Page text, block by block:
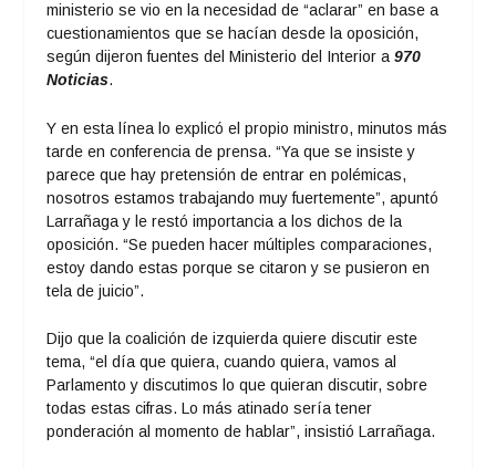
ministerio se vio en la necesidad de “aclarar” en base a
cuestionamientos que se hacían desde la oposición,
según dijeron fuentes del Ministerio del Interior a970
Noticias.
Y en esta línea lo explicó el propio ministro, minutos más
tarde en conferencia de prensa. “Ya que se insiste y
parece que hay pretensión de entrar en polémicas,
nosotros estamos trabajando muy fuertemente”, apuntó
Larrañaga y le restó importancia a los dichos de la
oposición. “Se pueden hacer múltiples comparaciones,
estoy dando estas porque se citaron y se pusieron en
tela de juicio”.
Dijo que la coalición de izquierda quiere discutir este
tema, “el día que quiera, cuando quiera, vamos al
Parlamento y discutimos lo que quieran discutir, sobre
todas estas cifras. Lo más atinado sería tener
ponderación al momento de hablar”, insistió Larrañaga.